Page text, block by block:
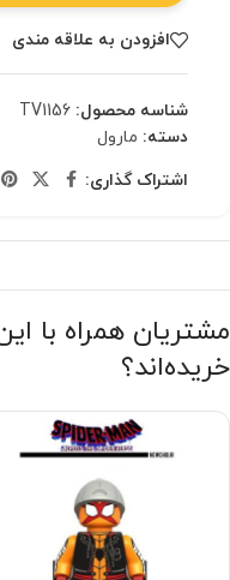
افزودن به علاقه مندی
شناسه محصول: TV1156
دسته: مارول
اشتراک گذاری:
مشتریان همراه با
خریده‌اند؟